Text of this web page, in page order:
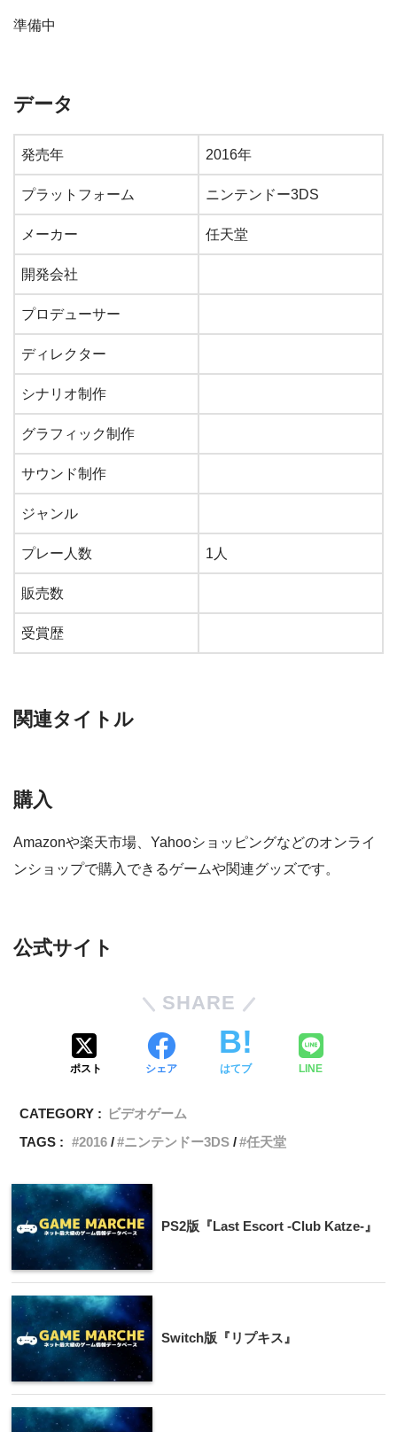
準備中
データ
発売年 2016年
プラットフォーム ニンテンドー3DS
メーカー 任天堂
開発会社
プロデューサー
ディレクター
シナリオ制作
グラフィック制作
サウンド制作
ジャンル
プレー人数 1人
販売数
受賞歴
関連タイトル
購入
Amazonや楽天市場、Yahooショッピングなどのオンライ
ンショップで購入できるゲームや関連グッズです。
公式サイト
SHARE
ポスト シェア はてブ LINE
CATEGORY : ビデオゲーム
TAGS :
2016 ニンテンドー3DS 任天堂
PS2版『Last Escort -Club Katze-』
Switch版『リプキス』